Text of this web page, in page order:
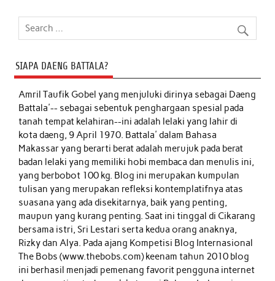
SIAPA DAENG BATTALA?
Amril Taufik Gobelyang menjuluki dirinya sebagai Daeng
Battala'-- sebagai sebentuk penghargaan spesial pada
tanah tempat kelahiran--ini adalah lelaki yang lahir di
kota daeng, 9 April 1970. Battala' dalam Bahasa
Makassar yang berarti berat adalah merujuk pada berat
badan lelaki yang memiliki hobi membaca dan menulis ini,
yang berbobot 100 kg. Blog ini merupakan kumpulan
tulisan yang merupakan refleksi kontemplatifnya atas
suasana yang ada disekitarnya, baik yang penting,
maupun yang kurang penting. Saat ini tinggal di Cikarang
bersama istri, Sri Lestari serta kedua orang anaknya,
Rizky dan Alya. Pada ajang Kompetisi Blog Internasional
The Bobs (www.thebobs.com) keenam tahun 2010 blog
ini berhasil menjadi pemenang favorit pengguna internet